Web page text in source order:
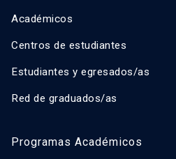
Académicos
Centros de estudiantes
Estudiantes y egresados/as
Red de graduados/as
Programas Académicos